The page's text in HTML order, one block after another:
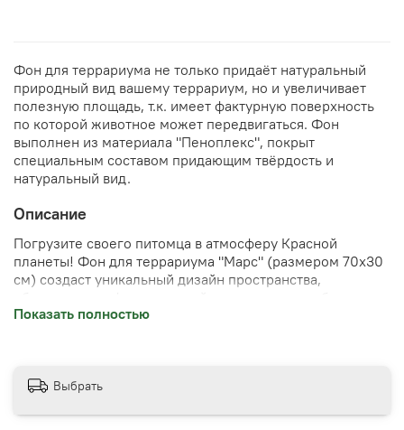
Фон для террариума не только придаёт натуральный
природный вид вашему террариум, но и увеличивает
полезную площадь, т.к. имеет фактурную поверхность
по которой животное может передвигаться. Фон
выполнен из материала "Пеноплекс", покрыт
специальным составом придающим твёрдость и
натуральный вид.
Описание
Погрузите своего питомца в атмосферу Красной
планеты! Фон для террариума "Марс" (размером 70x30
см) создаст уникальный дизайн пространства,
Уникальный узор имитирует марсианский ландшафт,
Показать полностью
Выбрать